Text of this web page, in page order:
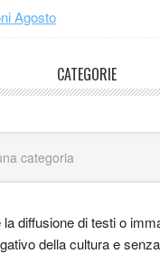
Agosto
CATEGORIE
diffusione di testi o
della cultura e